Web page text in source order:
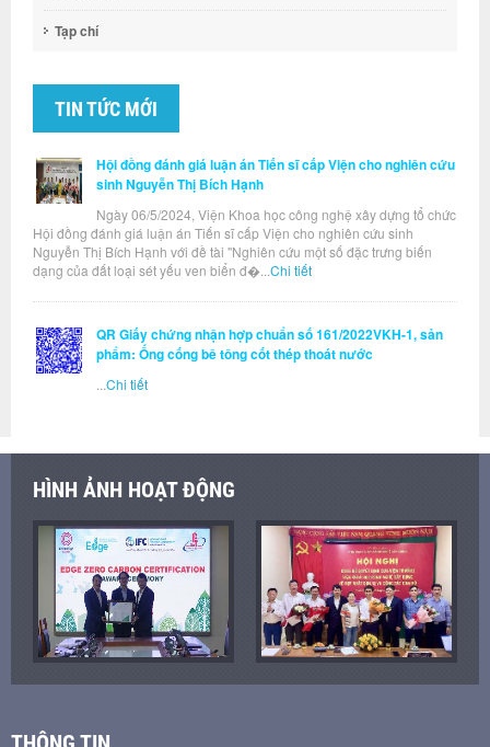
Tạp chí
TIN TỨC MỚI
Hội đồng đánh giá luận án Tiến sĩ cấp Viện cho nghiên cứu
sinh Nguyễn Thị Bích Hạnh
Ngày 06/5/2024, Viện Khoa học công nghệ xây dựng tổ chức
Hội đồng đánh giá luận án Tiến sĩ cấp Viện cho nghiên cứu sinh
Nguyễn Thị Bích Hạnh với đề tài "Nghiên cứu một số đặc trưng biến
dạng của đất loại sét yếu ven biển đ�... Chi tiết
QR Giấy chứng nhận hợp chuẩn số 161/2022VKH-1, sản
phẩm: Ống cống bê tông cốt thép thoát nước
Chi tiết
HÌNH ẢNH HOẠT ĐỘNG